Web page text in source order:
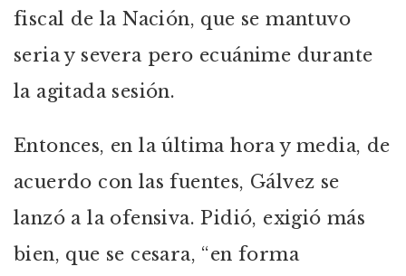
fiscal de la Nación, que se mantuvo
seria y severa pero ecuánime durante
la agitada sesión.
Entonces, en la última hora y media, de
acuerdo con las fuentes, Gálvez se
lanzó a la ofensiva. Pidió, exigió más
bien, que se cesara, “en forma